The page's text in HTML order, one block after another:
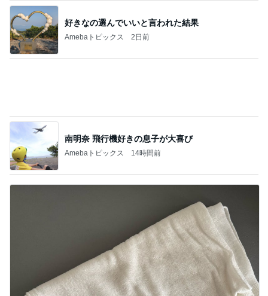
娘に取られてしまう優秀なストール
Amebaトピックス
診察代の節約になる3ヶ月分の薬
Amebaトピックス 1日前
ジャンル人気記事ランキング